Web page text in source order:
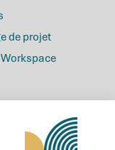
de projet